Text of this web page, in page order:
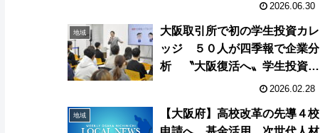
2026.06.30
地域
大阪取引所で初の学生投資カレ
ッジ ５０人が四季報で企業分
析 〝大阪復活へ〟学生投資連
2026.02.28
地域
【大阪府】高校改革の先導４校